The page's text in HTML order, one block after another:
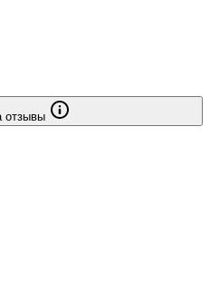
отзывы